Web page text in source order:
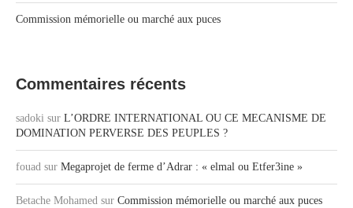
Commission mémorielle ou marché aux puces
Commentaires récents
sadoki sur L’ORDRE INTERNATIONAL OU CE MECANISME DE
DOMINATION PERVERSE DES PEUPLES ?
fouad sur Megaprojet de ferme d’Adrar : « elmal ou Etfer3ine »
Betache Mohamed sur Commission mémorielle ou marché aux puces